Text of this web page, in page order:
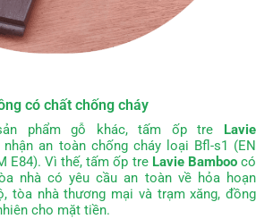
có chất chống cháy
phẩm gỗ khác, tấm ốp tre Lavie
an toàn chống cháy loại Bfl-s1 (EN
E84). Vì thế, tấm ốp tre Lavie Bamboocó
nhà có yêu cầu an toàn về hỏa hoạn
tòa nhà thương mại và trạm xăng, đồng
cho mặt tiền.